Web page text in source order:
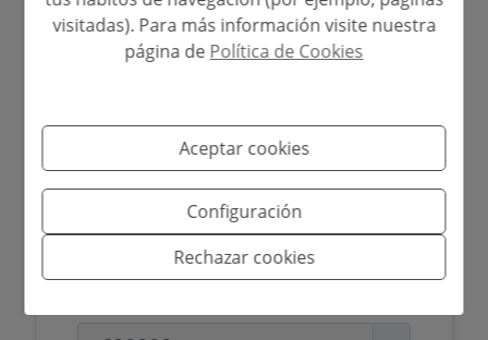
D
130.00 40.00
Simulador de hipoteca
visitadas). Para más información visite nuestra
página de Política de Cookies
Aceptar cookies
Configuración
Rechazar cookies